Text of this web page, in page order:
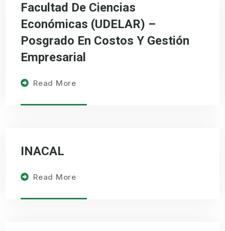
Facultad De Ciencias
Económicas (UDELAR) –
Posgrado En Costos Y Gestión
Empresarial
Read More
INACAL
Read More